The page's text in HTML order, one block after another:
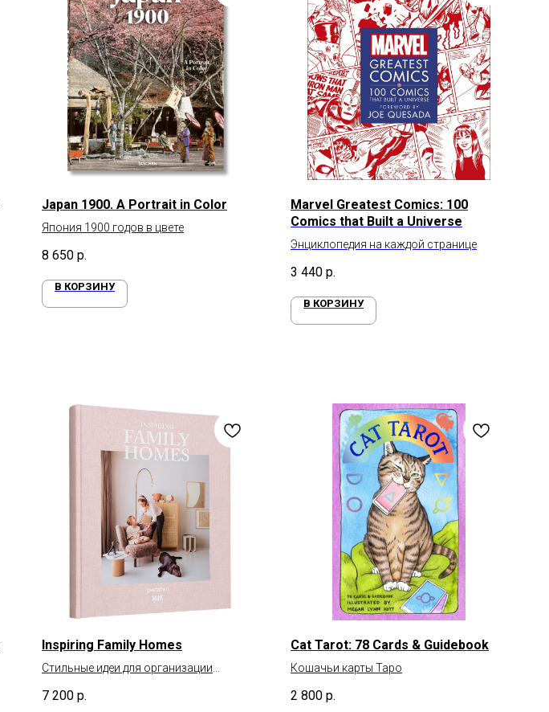
Japan 1900. A Portrait in Color
Япония 1900 годов в цвете
8 650 р.
В КОРЗИНУ
Marvel Greatest Comics: 100
Comics that Built a Universe
Энциклопедия на каждой странице
3 440 р.
В КОРЗИНУ
Inspiring Family Homes
Стильные идеи для организации
7 200 р.
Cat Tarot: 78 Cards & Guidebook
Кошачьи карты Таро
2 800 р.